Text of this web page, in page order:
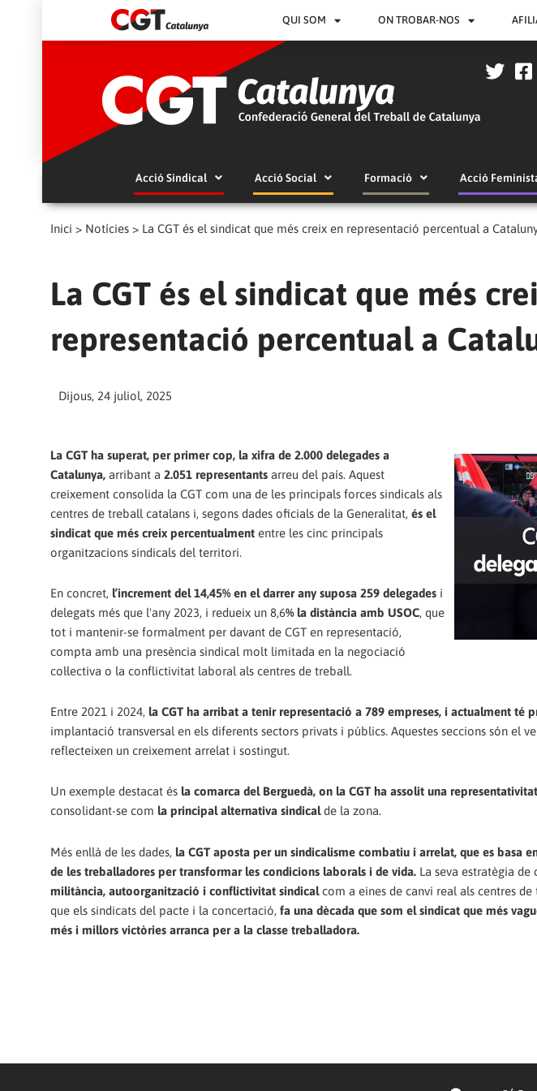
QUI SOM ON TROBAR-NOS
Acció Sindical Acció Social Formació Acció
Inici > Notícies > La CGT és el sindicat que més creix en representació percentual a
La CGT és el sindicat que més
representació percentual a
Dijous, 24 juliol, 2025
La CGT ha superat, per primer cop, la xifra de 2.000 delegades a
Catalunya, arribant a 2.051 representants arreu del país. Aquest
creixement consolida la CGT com una de les principals forces sindicals als
centres de treball catalans i, segons dades oficials de la Generalitat, és el
sindicat que més creix percentualment entre les cinc principals
organitzacions sindicals del territori.
En concret, l’increment del 14,45% en el darrer any suposa 259 delegades i
delegats més que l'any 2023, i redueix un 8,6% la distància amb USOC, que
tot i mantenir-se formalment per davant de CGT en representació,
compta amb una presència sindical molt limitada en la negociació
col·lectiva o la conflictivitat laboral als centres de treball.
Entre 2021 i 2024, la CGT ha arribat a tenir representació a 789 empreses, i actualment té
implantació transversal en els diferents sectors privats i públics. Aquestes seccions són el
reflecteixen un creixement arrelat i sostingut.
Un exemple destacat és la comarca del Berguedà, on la CGT ha assolit una
consolidant-se com la principal alternativa sindicalde la zona.
Més enllà de les dades, la CGT aposta per un sindicalisme combatiu i arrelat, que es basa
de les treballadores per transformar les condicions laborals i de vida. La seva estratègia
militància, autoorganització i conflictivitat sindicalcom a eines de canvi real als centres
que els sindicats del pacte i la concertació, fa una dècada que som el sindicat que més
més i millors victòries arranca per a la classe treballadora.